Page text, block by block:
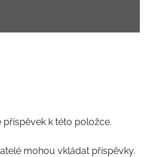
k této položce.
mohou vkládat příspěvky.